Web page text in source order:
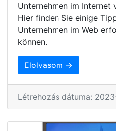
Unternehmen im Internet
Hier finden Sie einige
Unternehmen im Web
können.
Elolvasom →
Létrehozás dátuma: